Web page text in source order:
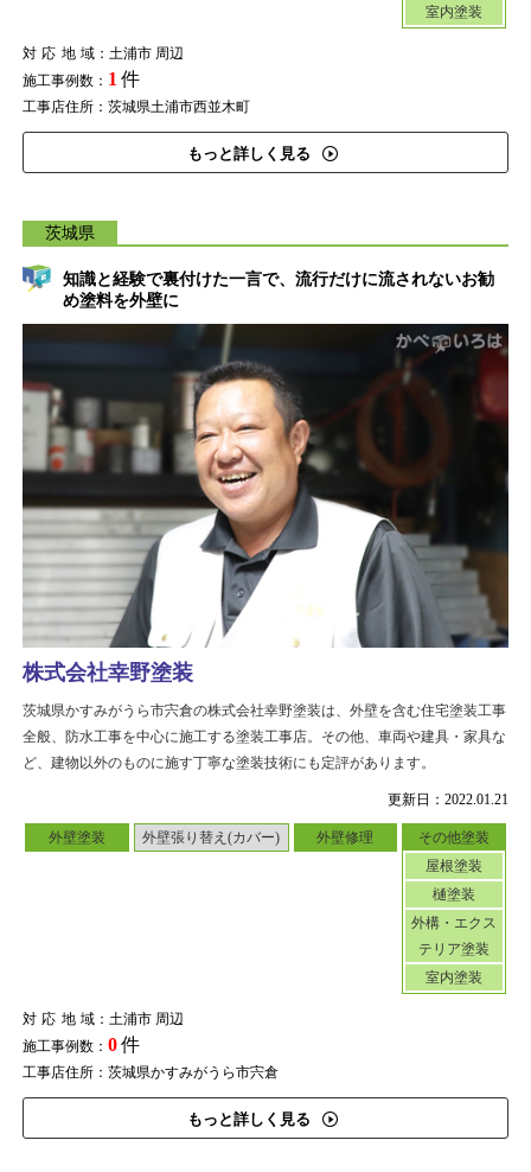
室内塗装
対応地域：土浦市 周辺
施工事例数： 1 件
工事店住所：茨城県土浦市西並木町
もっと詳しく見る
茨城県
知識と経験で裏付けた一言で、流行だけに流されないお勧
め塗料を外壁に
更新日：2022.01.21
外壁塗装 外壁張り替え(カバー) 外壁修理
その他塗装
屋根塗装
樋塗装
外構・エクス
テリア塗装
室内塗装
対応地域：土浦市 周辺
施工事例数： 0件
工事店住所：茨城県かすみがうら市宍倉
もっと詳しく見る
株式会社幸野塗装
茨城県かすみがうら市宍倉の株式会社幸野塗装は、外壁を含む住宅塗装工事
全般、防水工事を中心に施工する塗装工事店。その他、車両や建具・家具な
ど、建物以外のものに施す丁寧な塗装技術にも定評があります。